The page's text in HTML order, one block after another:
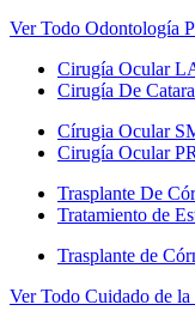
Ver Todo Odontología
Cirugía Ocular
Cirugía De
Círugia Ocular
Cirugía Ocular
Trasplante De
Tratamiento de
Trasplante de
Ver Todo Cuidado de